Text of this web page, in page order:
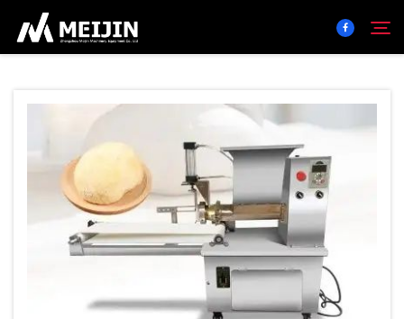
Unternehmen
LÖSUNG
Produktzentrum